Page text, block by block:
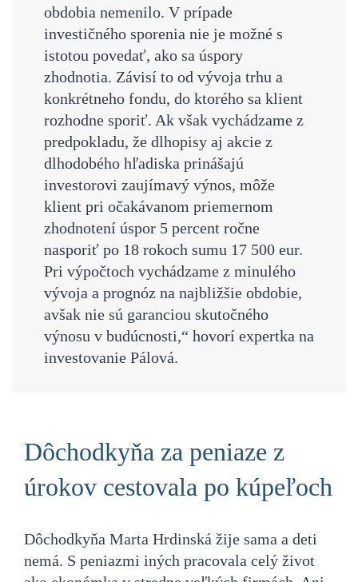
obdobia nemenilo. V prípade
investičného sporenia nie je možné s
istotou povedať, ako sa úspory
zhodnotia. Závisí to od vývoja trhu a
konkrétneho fondu, do ktorého sa klient
rozhodne sporiť. Ak však vychádzame z
predpokladu, že dlhopisy aj akcie z
dlhodobého hľadiska prinášajú
investorovi zaujímavý výnos, môže
klient pri očakávanom priemernom
zhodnotení úspor 5 percent ročne
nasporiť po 18 rokoch sumu 17 500 eur.
Pri výpočtoch vychádzame z minulého
vývoja a prognóz na najbližšie obdobie,
avšak nie sú garanciou skutočného
výnosu v budúcnosti,“ hovorí expertka na
investovanie Pálová.
Dôchodkyňa za peniaze z
úrokov cestovala po kúpeľoch
Dôchodkyňa Marta Hrdinská žije sama a deti
nemá. S peniazmi iných pracovala celý život